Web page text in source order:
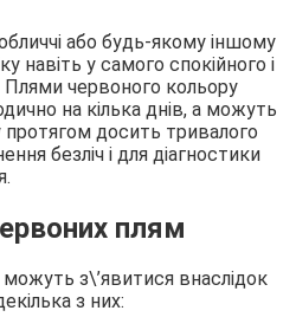
або будь-якому іншому
навіть у самого спокійного і
червоного кольору
на кілька днів, а можуть
досить тривалого
безліч і для діагностики
плям
з\’явитися внаслідок
з них: